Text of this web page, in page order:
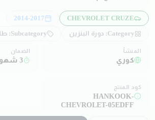
CHEVROLET CRUZE
2014-2017
Category: دورة البنزين Subcategory:
المنشأ
كوري
الضمان
3 شهور
كود المنتج
HANKOOK-
CHEVROLET-05EDFF